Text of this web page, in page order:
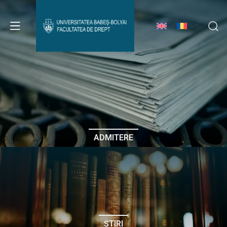
Avizier Studenți
Studii
Admitere
Erasmus & Internațional
Despre Facultate
ADMITERE
ȘTIRI